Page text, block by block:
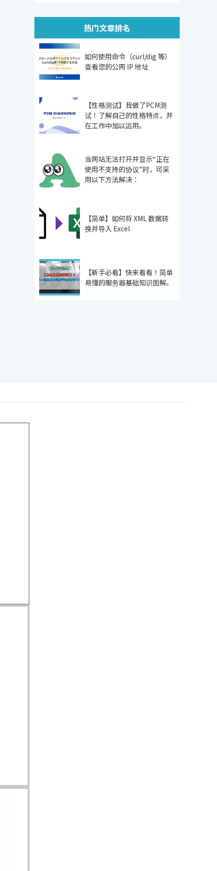
热门文章排名
如何使用命令（curl/dig 等）
查看您的公网 IP 地址
【性格测试】我做了PCM测
试！了解自己的性格特点，并
在工作中加以运用。
当网站无法打开并显示“正在
使用不支持的协议”时，可采
用以下方法解决：
【简单】如何将 XML 数据转
换并导入 Excel
【新手必看】快来看看！简单
易懂的服务器基础知识图解。